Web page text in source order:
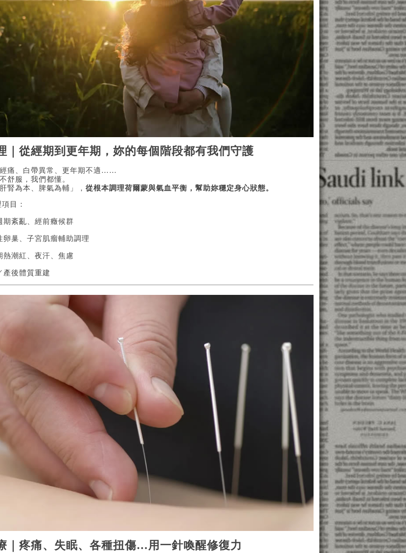
｜從經期到更年期，妳的每個階段都有我們守護
經痛、白帶異常、更年期不適……
舒服，我們都懂。
腎為本、脾氣為輔」， 從根本調理荷爾蒙與氣血平衡，幫助妳穩定身心狀態。
目：
期紊亂、經前癥候群
卵巢、子宮肌瘤輔助調理
熱潮紅、夜汗、焦慮
產後體質重建
｜疼痛、失眠、各種扭傷…用一針喚醒修復力